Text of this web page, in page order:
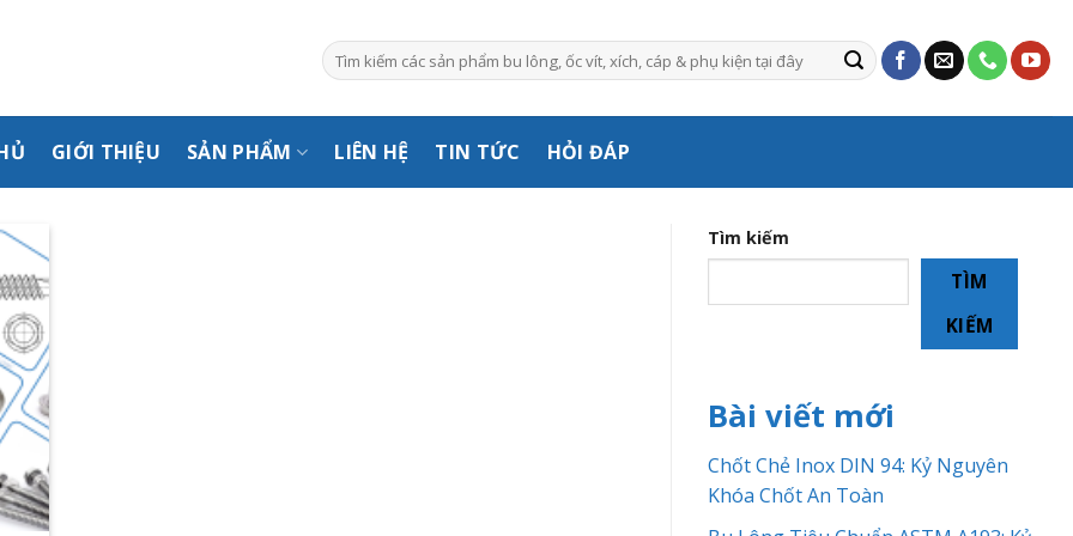
Tìm
kiếm:
GIỚI THIỆU SẢN PHẨM LIÊN HỆ TIN TỨC HỎI ĐÁP
Tìm kiếm
TÌM
KIẾM
Bài viết mới
Chốt Chẻ Inox DIN 94: Kỷ Nguyên
Khóa Chốt An Toàn